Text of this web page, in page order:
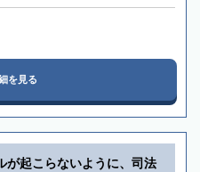
を見る
が起こらないように、司法